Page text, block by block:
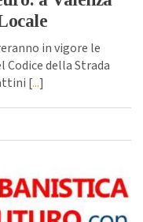
in vigore le
della Strada
[...]